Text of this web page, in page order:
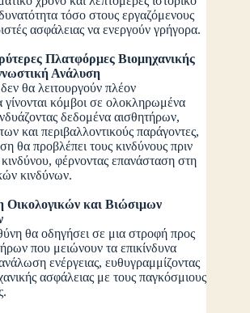
τόσο στους εργαζόμενους
ασφάλειας να ενεργούν γρήγορα.
Πλατφόρμες Βιομηχανικής
Ανάλυση
θα λειτουργούν πλέον
κόμβοι σε ολοκληρωμένα
δεδομένα αισθητήρων,
και περιβαλλοντικούς παράγοντες,
θα προβλέπει τους κινδύνους πριν
φέρνοντας επανάσταση στη
κινδύνων.
Οικολογικών και Βιώσιμων
θα οδηγήσει σε μια στροφή προς
που μειώνουν τα επικίνδυνα
ενέργειας, ευθυγραμμίζοντας
ασφάλειας με τους παγκόσμιους